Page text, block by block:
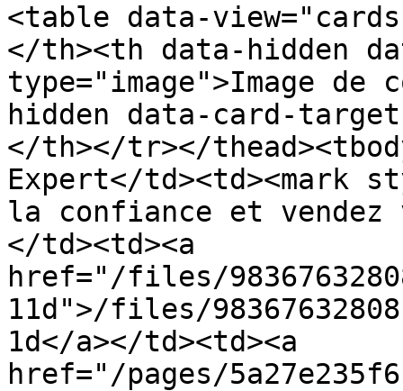
<table data-
</th><th data-hidden
type="image">Image
hidden data-card-
</th></tr></
Expert</td><td><mark
la confiance et vendez
</td><td><a
href="/files/
11d">/files/
1d</a></td><td><a
href="/pages/